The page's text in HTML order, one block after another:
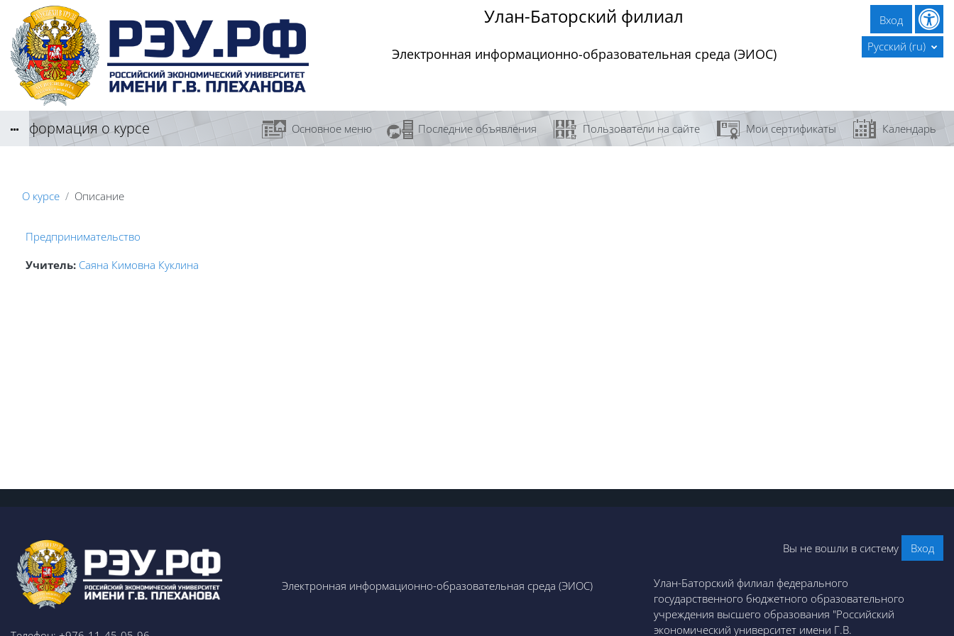
Перейти к основному содержанию Улан-Баторский филиал
Электронная информационно-образовательная среда (ЭИОС)
Вход
Русский ‎(ru)‎
Информация о курсе
О курсе Описание
Предпринимательство
Учитель: Саяна Кимовна Куклина
Основное меню Последние объявления Пользователи на сайте Мои сертификаты Календарь
Электронная информационно-образовательная среда (ЭИОС)
Вы не вошли в систему Вход
Улан-Баторский филиал федерального
государственного бюджетного образовательного
учреждения высшего образования "Российский
экономический университет имени Г.В.